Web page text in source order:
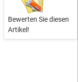
Bewerten Sie diesen
Artikel!